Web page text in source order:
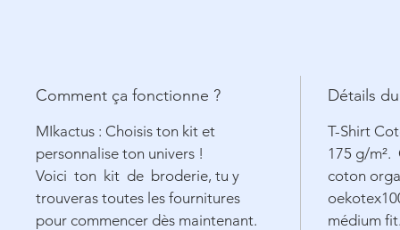
Comment ça fonctionne ?
MIkactus : Choisis ton kit et
personnalise ton univers !
Voici ton kit de broderie, tu y
trouveras toutes les fournitures
pour commencer dès maintenant.
Détails
T-Shirt
175 g/m².
coton
médium